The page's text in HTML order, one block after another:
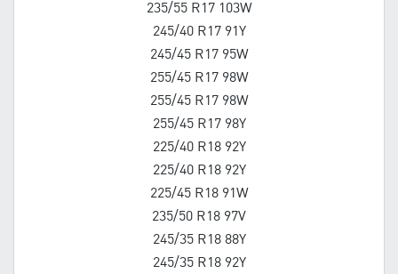
235/55 R17 103W
245/40 R17 91Y
245/45 R17 95W
255/45 R17 98W
255/45 R17 98W
255/45 R17 98Y
225/40 R18 92Y
225/40 R18 92Y
225/45 R18 91W
235/50 R18 97V
245/35 R18 88Y
245/35 R18 92Y